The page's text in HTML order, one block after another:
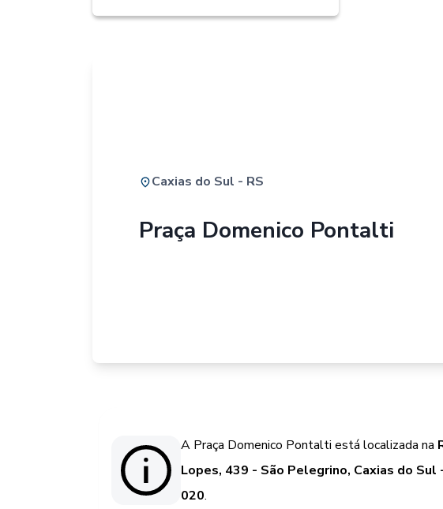
Caxias do Sul - RS
Praça Domenico Pontalti
A Praça Domenico Pontalti está localizada na
Lopes, 439 - São Pelegrino, Caxias do Sul
020.